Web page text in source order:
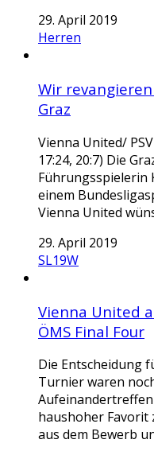
29. April 2019
Herren
Wir
Graz
Vienna United/
17:24, 20:7) Die
Führungsspielerin
einem
Vienna United
29. April 2019
SL19W
Vienna United
ÖMS Final Four
Die Entscheidung
Turnier waren
haushoher Favorit
aus dem Bewerb